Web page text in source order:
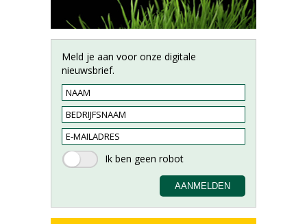
Meld je aan voor onze digitale
nieuwsbrief.